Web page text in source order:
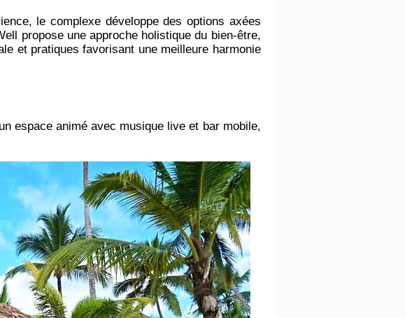
le complexe développe des options axées
propose une approche holistique du bien-être,
et pratiques favorisant une meilleure harmonie
espace animé avec musique live et bar mobile,